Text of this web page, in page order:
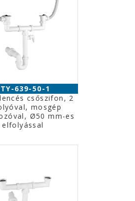
639-50-1
csőszifon, 2
mosgép
Ø50 mm-es
elfolyással